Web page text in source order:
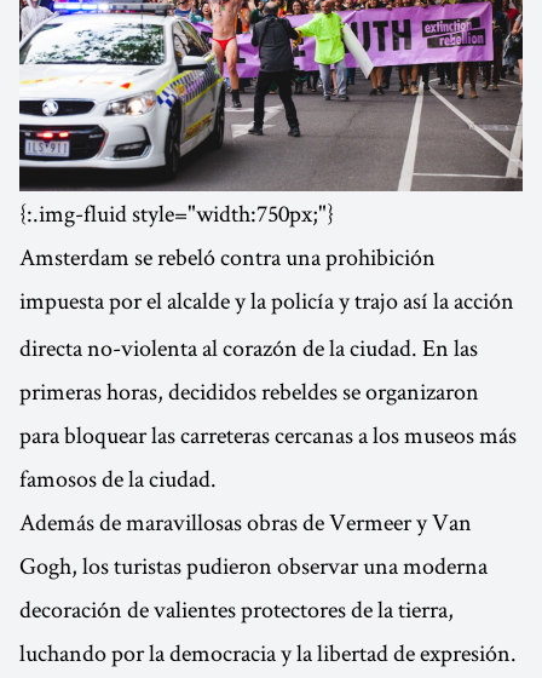
{:.img-fluid style="width:750px;"}
Amsterdam se rebeló contra una prohibición
impuesta por el alcalde y la policíay trajo así la acción
directa no-violenta al corazón de la ciudad. En las
primeras horas, decididos rebeldes se organizaron
para bloquear las carreteras cercanas a los museos más
famosos de la ciudad.
Además de maravillosas obras de Vermeer y Van
Gogh, los turistas pudieron observar una moderna
decoración de valientes protectores de la tierra,
luchando por la democracia y la libertad de expresión.